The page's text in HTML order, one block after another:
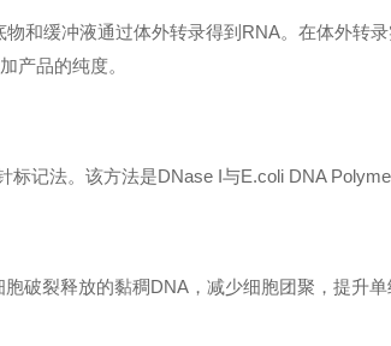
和缓冲液通过体外转录得到RNA。在体外转
产品的纯度。
记法。该方法是DNase I与E.coli DNA
破裂释放的黏稠DNA，减少细胞团聚，提升